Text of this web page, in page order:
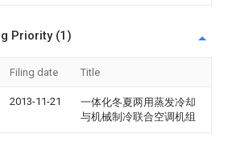
Priority (1)
Filing date Title
2013-11-21
一体化冬夏两用蒸发冷却
与机械制冷联合空调机组